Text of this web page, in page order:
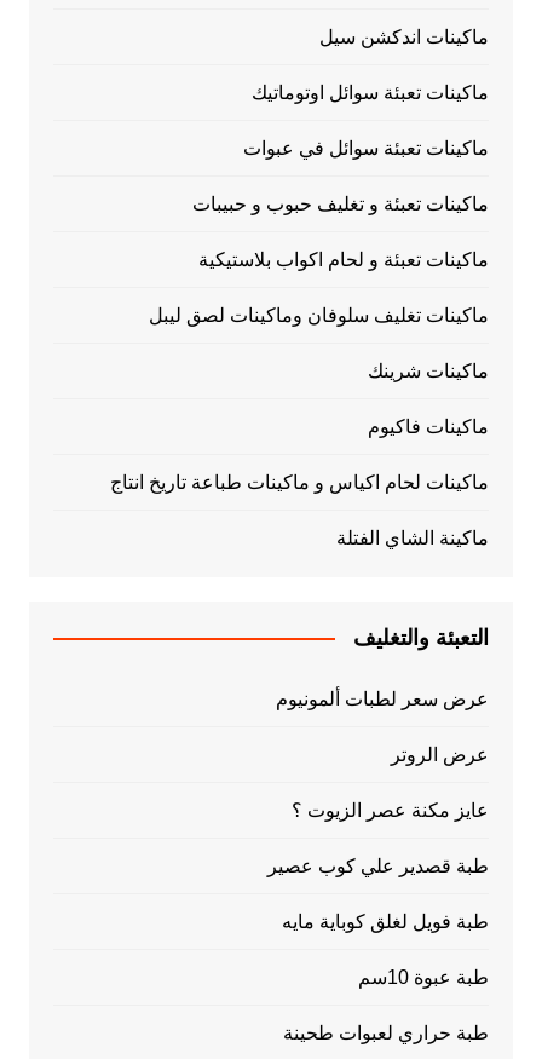
ماكينات اندكشن سيل
ماكينات تعبئة سوائل اوتوماتيك
ماكينات تعبئة سوائل في عبوات
ماكينات تعبئة و تغليف حبوب و حبيبات
ماكينات تعبئة و لحام اكواب بلاستيكية
ماكينات تغليف سلوفان وماكينات لصق ليبل
ماكينات شرينك
ماكينات فاكيوم
ماكينات لحام اكياس و ماكينات طباعة تاريخ انتاج
ماكينة الشاي الفتلة
التعبئة والتغليف
عرض سعر لطبات ألمونيوم
عرض الروتر
عايز مكنة عصر الزيوت ؟
طبة قصدير علي كوب عصير
طبة فويل لغلق كوباية مايه
طبة عبوة 10سم
طبة حراري لعبوات طحينة